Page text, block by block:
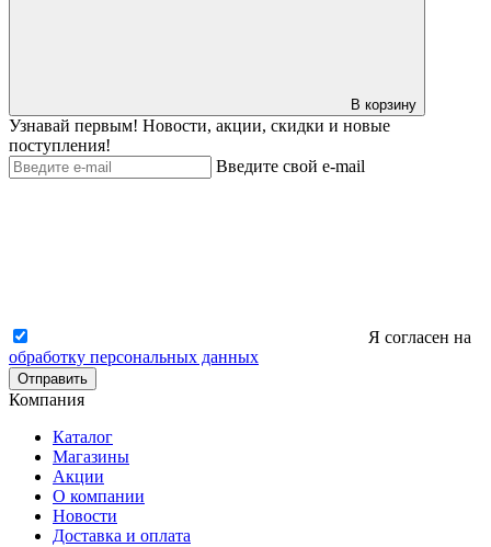
В корзину
Узнавай первым! Новости, акции, скидки и новые
поступления!
Введите свой e-mail
Я согласен на
обработку персональных данных
Отправить
Компания
Каталог
Магазины
Акции
О компании
Новости
Доставка и оплата